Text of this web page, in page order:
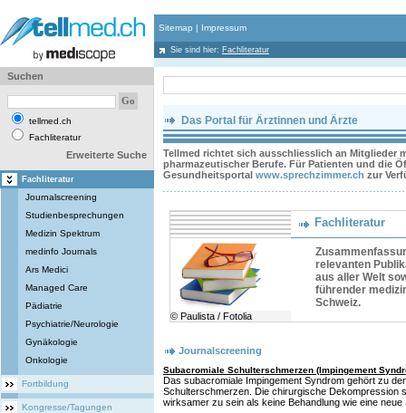
Sitemap | Impressum
Sie sind hier: Fachliteratur
Suchen
tellmed.ch
Fachliteratur
Erweiterte Suche
Fachliteratur
Journalscreening
Studienbesprechungen
Medizin Spektrum
medinfo Journals
Ars Medici
Managed Care
Pädiatrie
Psychiatrie/Neurologie
Gynäkologie
Onkologie
Fortbildung
Kongresse/Tagungen
Das Portal für Ärztinnen und Ärzte
Tellmed richtet sich ausschliesslich an Mitglieder
pharmazeutischer Berufe. Für Patienten und die
Gesundheitsportal www.sprechzimmer.ch zur
© Paulista / Fotolia
Fachliteratur
relevanten
aus aller Welt
führender
Schweiz.
Journalscreening
Subacromiale Schulterschmerzen (Impingement
Das subacromiale Impingement Syndrom gehört zu
Schulterschmerzen. Die chirurgische Dekompression
wirksamer zu sein als keine Behandlung wie eine neue